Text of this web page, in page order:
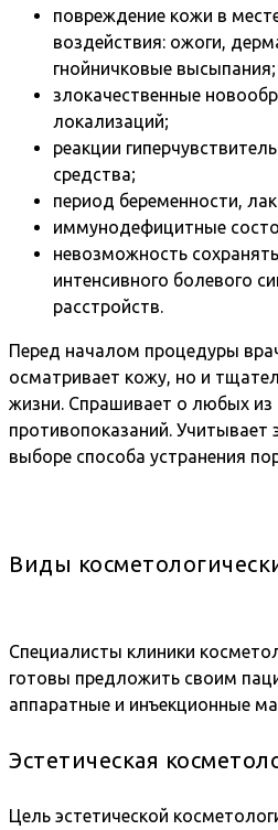
повреждение кожи в
воздействия: ожоги,
гнойничковые высыпания;
злокачественные
локализаций;
реакции
средства;
период беременности,
иммунодефицитные
невозможность
интенсивного болевого
расстройств.
Перед началом процедуры
осматривает кожу, но и
жизни. Спрашивает о любых из
противопоказаний.
выборе способа устранения
Виды
Специалисты клиники
готовы предложить своим
аппаратные и инъекционные
Эстетическая
Цель эстетической